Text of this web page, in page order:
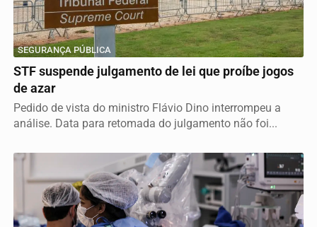
SEGURANÇA PÚBLICA
STF suspende julgamento de lei que proíbe jogos
de azar
Pedido de vista do ministro Flávio Dino interrompeu a
análise. Data para retomada do julgamento não foi...